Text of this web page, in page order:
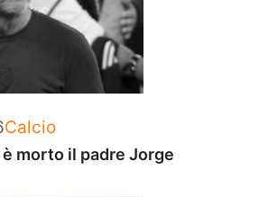
Categorie
Calcio
morto il padre Jorge